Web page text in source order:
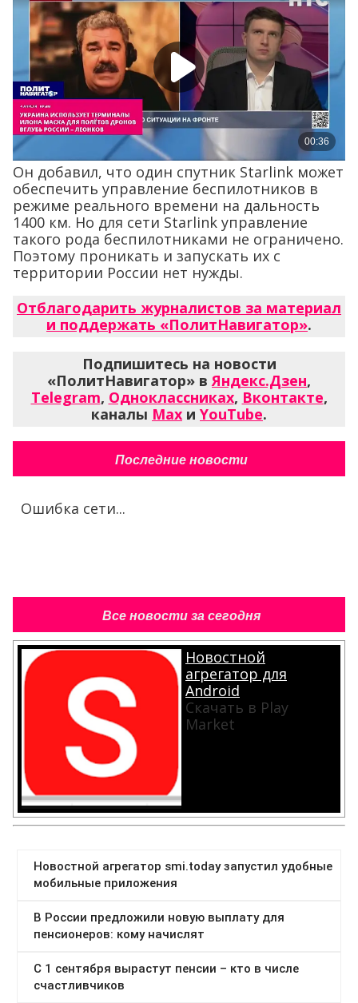
Он добавил, что один спутник Starlink может
обеспечить управление беспилотников в
режиме реального времени на дальность
1400 км. Но для сети Starlink управление
такого рода беспилотниками не ограничено.
Поэтому проникать и запускать их с
территории России нет нужды.
Отблагодарить журналистов за материал
и поддержать «ПолитНавигатор».
Подпишитесь на новости
«ПолитНавигатор» вЯндекс.Дзен,
Telegram, Одноклассниках, Вконтакте,
каналы Max и YouTube.
Последние новости
Ошибка сети...
Все новости за сегодня
Новостной
агрегатор для
Android
Скачать в Play
Market